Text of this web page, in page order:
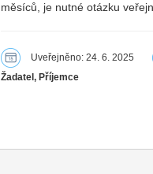
měsíců, je nutné otázku
Uveřejněno: 24. 6. 2025
Žadatel, Příjemce